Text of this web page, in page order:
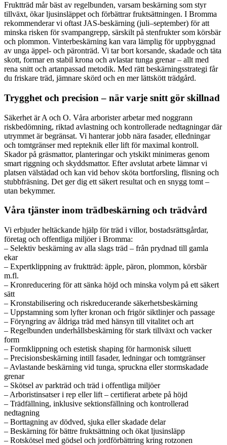
Fruktträd mår bäst av regelbunden, varsam beskärning som styr
tillväxt, ökar ljusinsläppet och förbättrar fruktsättningen. I Bromma
rekommenderar vi oftast JAS-beskärning (juli–september) för att
minska risken för svampangrepp, särskilt på stenfrukter som körsbär
och plommon. Vinterbeskärning kan vara lämplig för uppbyggnad
av unga äppel- och päronträd. Vi tar bort korsande, skadade och täta
skott, formar en stabil krona och avlastar tunga grenar – allt med
rena snitt och artanpassad metodik. Med rätt beskärningsstrategi får
du friskare träd, jämnare skörd och en mer lättskött trädgård.
Trygghet och precision – när varje snitt gör skillnad
Säkerhet är A och O. Våra arborister arbetar med noggrann
riskbedömning, riktad avlastning och kontrollerade nedtagningar där
utrymmet är begränsat. Vi hanterar jobb nära fasader, elledningar
och tomtgränser med repteknik eller lift för maximal kontroll.
Skador på gräsmattor, planteringar och ytskikt minimeras genom
smart riggning och skyddsmattor. Efter avslutat arbete lämnar vi
platsen välstädad och kan vid behov sköta bortforsling, flisning och
stubbfräsning. Det ger dig ett säkert resultat och en snygg tomt –
utan bekymmer.
Våra tjänster inom trädbeskärning och trädvård
Vi erbjuder heltäckande hjälp för träd i villor, bostadsrättsgårdar,
företag och offentliga miljöer i Bromma:
– Selektiv beskärning av alla slags träd – från prydnad till gamla
ekar
– Expertklippning av fruktträd: äpple, päron, plommon, körsbär
m.fl.
– Kronreducering för att sänka höjd och minska volym på ett säkert
sätt
– Kronstabilisering och riskreducerande säkerhetsbeskärning
– Uppstamning som lyfter kronan och frigör siktlinjer och passage
– Föryngring av åldriga träd med hänsyn till vitalitet och art
– Regelbunden underhållsbeskärning för stark tillväxt och vacker
form
– Formklippning och estetisk shaping för harmonisk siluett
– Precisionsbeskärning intill fasader, ledningar och tomtgränser
– Avlastande beskärning vid tunga, spruckna eller stormskadade
grenar
– Skötsel av parkträd och träd i offentliga miljöer
– Arboristinsatser i rep eller lift – certifierat arbete på höjd
– Trädfällning, inklusive sektionsfällning och kontrollerad
nedtagning
– Borttagning av dödved, sjuka eller skadade delar
– Beskärning för bättre fruktsättning och ökat ljusinsläpp
– Rotskötsel med gödsel och jordförbättring kring rotzonen